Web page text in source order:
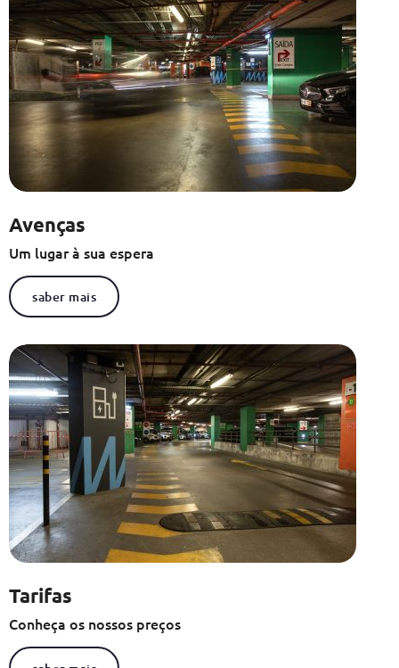
Avenças
Um lugar à sua espera
saber mais
Tarifas
Conheça os nossos preços